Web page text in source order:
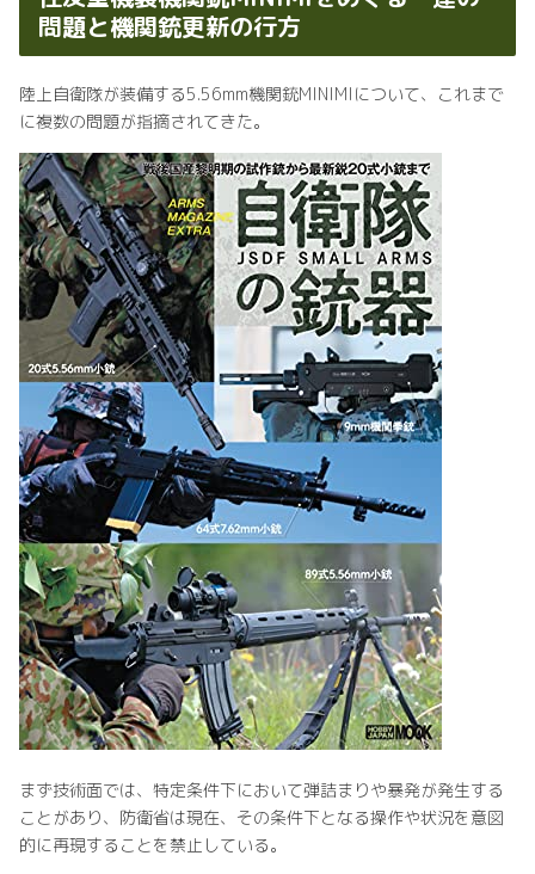
問題と機関銃更新の行方
陸上自衛隊が装備する5.56mm機関銃MINIMIについて、これまで
に複数の問題が指摘されてきた。
まず技術面では、特定条件下において弾詰まりや暴発が発生する
ことがあり、防衛省は現在、その条件下となる操作や状況を意図
的に再現することを禁止している。